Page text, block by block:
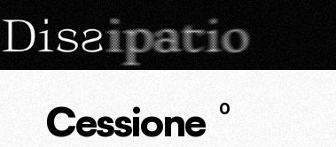
Cessione 0